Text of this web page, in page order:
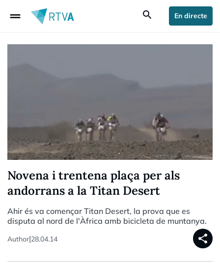
drag_handle search En directe
Novena i trentena plaça per als
andorrans a la Titan Desert
Ahir és va començar Titan Desert, la prova que es
disputa al nord de l'Àfrica amb bicicleta de muntanya.
Author|28.04.14 share